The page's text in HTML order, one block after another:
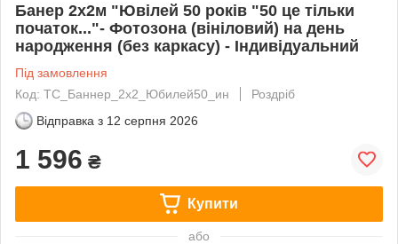
Банер 2х2м "Ювілей 50 років "50 це тільки
початок..."- Фотозона (вініловий) на день
народження (без каркасу) - Індивідуальний
Під замовлення
Код: ТС_Баннер_2х2_Юбилей50_ин
Роздріб
Відправка з 12 серпня 2026
1 596 ₴
Купити
або